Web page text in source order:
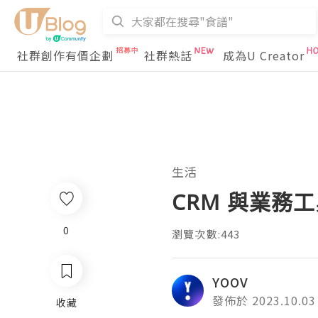
社群創作有價企劃 社群熱話 成為U Creator
0
收藏
生活
CRM 與業務
瀏覽次數:443
YOOV
發佈於 2023.10.03